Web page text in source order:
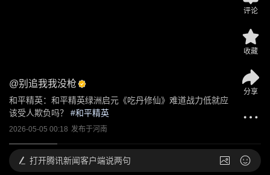
@别追我我没枪
和平精英：和平精英绿洲启元《吃丹修仙》难道战力低就应
该受人欺负吗？
#和平精英
2026-05-05 00:18 发布于河南
评论
收藏
分享
打开腾讯新闻客户端说两句